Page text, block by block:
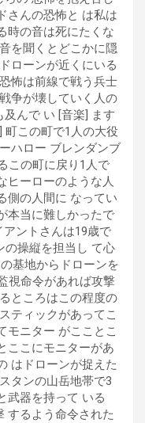
さんの恐怖と は私は
時の音は死にたくな
を聞くとどこかに隠
ローンが近くにいる
怖は前線で戦う兵士
争が壊していく人の
んで い [音楽] ます
町この町で1人の大役
ハロー ブレンダンブ
この町に戻り1人で
ヒーローのような人
側の人間に なってい
本当に難しかったで
アントさんは19歳で
の操縦を担当し て心
基地からドローンを
視命令があれば攻撃
ところはこの程度の
ティックがあってこ
モニター がこことこ
ここにモニターがあ
はドローンが捉えた
タンの山岳地帯で3
武器を持って いる
するよう命令された